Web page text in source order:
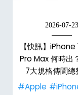
2026-07-23
【快訊】
Pro Max 何時出
7大規格傳聞總
#Apple